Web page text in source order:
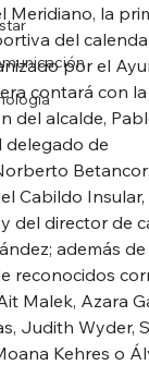
Meridiano, la
del
por el
contará con la
del alcalde,
delegado de
Cabildo Insular,
del director de
además
reconocidos
Malek, Azara
Judith Wyder,
Kehres o